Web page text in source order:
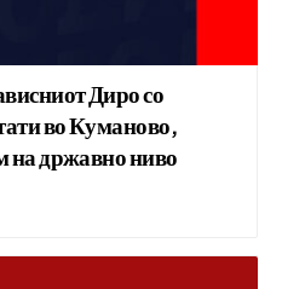
Диро со
во Куманово,
на државно ниво